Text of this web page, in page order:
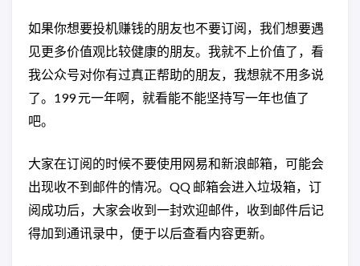
如果你想要投机赚钱的朋友也不要订阅，我们想要遇
见更多价值观比较健康的朋友。我就不上价值了，看
我公众号对你有过真正帮助的朋友，我想就不用多说
了。199 元一年啊，就看能不能坚持写一年也值了
吧。
大家在订阅的时候不要使用网易和新浪邮箱，可能会
出现收不到邮件的情况。QQ 邮箱会进入垃圾箱，订
阅成功后，大家会收到一封欢迎邮件，收到邮件后记
得加到通讯录中，便于以后查看内容更新。